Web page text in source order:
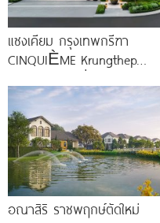
แซงเคียม กรุงเทพกรีฑา
CINQUIÈME Krungthep
ใหม่ เอกสิทธิ์เพียง 16
ครอบครัว จาก
อณาสิริ ราชพฤกษ์ตัดใหม่